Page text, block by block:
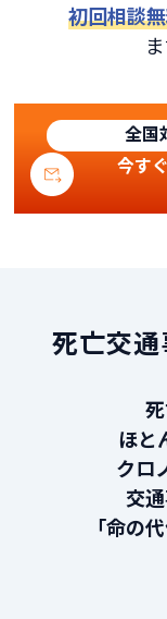
初回相談
全国
今す
死亡交
ほと
クロ
交
「命の